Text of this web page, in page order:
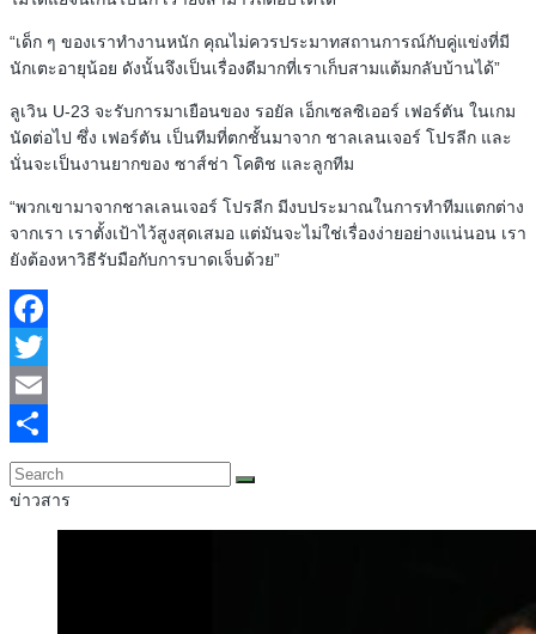
“เด็ก ๆ ของเราทำงานหนัก คุณไม่ควรประมาทสถานการณ์กับคู่แข่งที่มี
นักเตะอายุน้อย ดังนั้นจึงเป็นเรื่องดีมากที่เราเก็บสามแต้มกลับบ้านได้”
ลูเวิน U-23 จะรับการมาเยือนของ รอยัล เอ็กเซลซิเออร์ เฟอร์ตัน ในเกม
นัดต่อไป ซึ่ง เฟอร์ตัน เป็นทีมที่ตกชั้นมาจาก ชาลเลนเจอร์ โปรลีก และ
นั่นจะเป็นงานยากของ ซาส์ช่า โคติช และลูกทีม
“พวกเขามาจากชาลเลนเจอร์ โปรลีก มีงบประมาณในการทำทีมแตกต่าง
จากเรา เราตั้งเป้าไว้สูงสุดเสมอ แต่มันจะไม่ใช่เรื่องง่ายอย่างแน่นอน เรา
ยังต้องหาวิธีรับมือกับการบาดเจ็บด้วย”
Facebook
Twitter
Email
Share
ข่าวสาร